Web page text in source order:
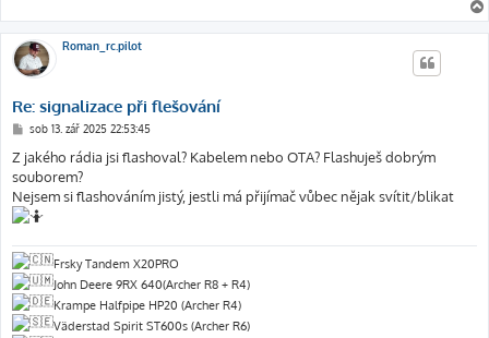
Roman_rc.pilot
Re: signalizace při flešování
P
í
s
p
ě
v
e
sob 13. zář 2025 22:53:45
Z jakého rádia jsi flashoval? Kabelem nebo OTA? Flashuješ dobrým
souborem?
Nejsem si flashováním jistý, jestli má přijímač vůbec nějak svítit/blikat
Frsky Tandem X20PRO
John Deere 9RX 640(Archer R8 + R4)
Krampe Halfpipe HP20 (Archer R4)
Väderstad Spirit ST600s (Archer R6)